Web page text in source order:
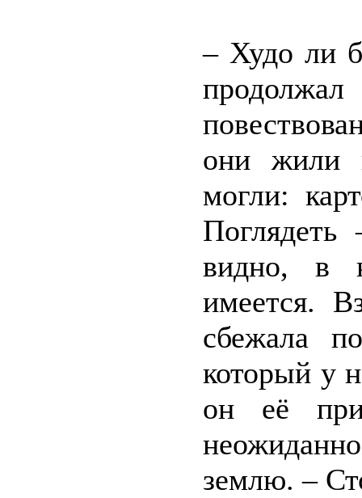
– Худо ли
они жили
могли:
видно, в
имеется.
сбежала
который у
он её
землю. –